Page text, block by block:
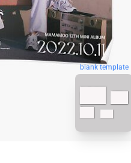
blank template